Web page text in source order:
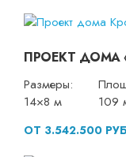
ПРОЕКТ ДОМА
Размеры:
14×8 м
109
ОТ 3.542.500